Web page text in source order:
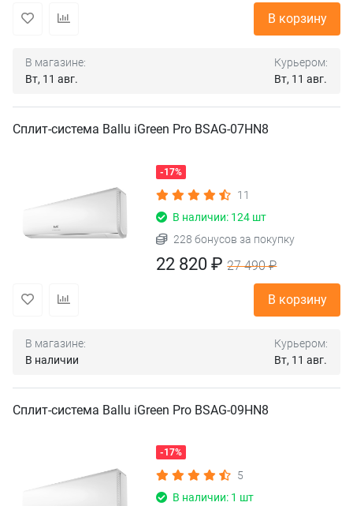
В корзину
В магазине:
Вт, 11 авг.
Курьером:
Вт, 11 авг.
Сплит-система Ballu iGreen Pro BSAG-07HN8
-17%
11
В наличии: 124 шт
228 бонусов за покупку
22 820 ₽27 490 ₽
В корзину
В магазине:
В наличии
Курьером:
Вт, 11 авг.
Сплит-система Ballu iGreen Pro BSAG-09HN8
-17%
5
В наличии: 1 шт